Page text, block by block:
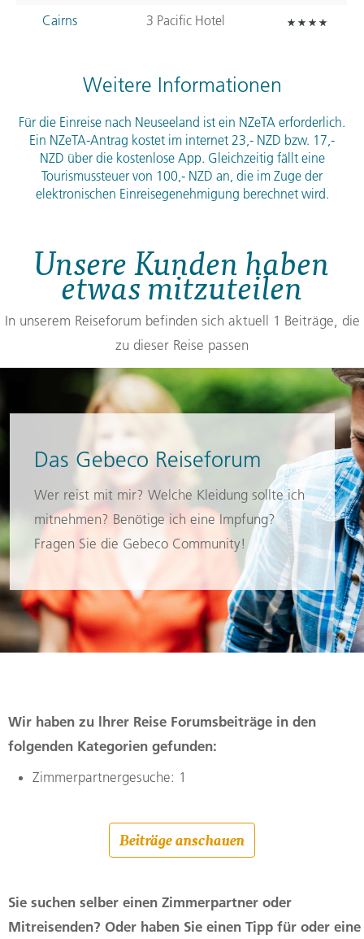
Cairns
3 Pacific Hotel
Weitere Informationen
Für die Einreise nach Neuseeland ist ein NZeTA erforderlich.
Ein NZeTA-Antrag kostet im internet 23,- NZD bzw. 17,-
NZD über die kostenlose App. Gleichzeitig fällt eine
Tourismussteuer von 100,- NZD an, die im Zuge der
elektronischen Einreisegenehmigung berechnet wird.
Unsere Kunden haben
etwas mitzuteilen
In unserem Reiseforum befinden sich aktuell 1 Beiträge, die
zu dieser Reise passen
Das Gebeco Reiseforum
Wer reist mit mir? Welche Kleidung sollte ich
mitnehmen? Benötige ich eine Impfung?
Fragen Sie die Gebeco Community!
Wir haben zu lhrer Reise Forumsbeiträge in den
folgenden Kategorien gefunden:
Zimmerpartnergesuche: 1
Beiträge anschauen
Sie suchen selber einen Zimmerpartner oder
Mitreisenden? Oder haben Sie einen Tipp für oder eine